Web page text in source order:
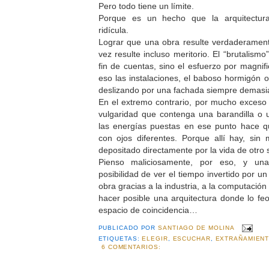
Pero todo tiene un límite.
Porque es un hecho que la
ridícula.
Lograr que una obra resulte
vez resulte incluso meritorio. El
fin de cuentas, sino el esfuerzo por
eso las instalaciones, el baboso hormigón
deslizando por una fachada siempre
En el extremo contrario, por mucho
vulgaridad que contenga una barandilla o
las energías puestas en ese punto hace
con ojos diferentes. Porque allí hay, sin
depositado directamente por la vida de otro
Pienso maliciosamente, por eso, y
posibilidad de ver el tiempo invertido por
obra gracias a la industria, a la
hacer posible una arquitectura donde lo
espacio de coincidencia…
PUBLICADO PORSANTIAGO DE MOLINA
ETIQUETAS:ELEGIR ESCUCHAR
6 COMENTARIOS: